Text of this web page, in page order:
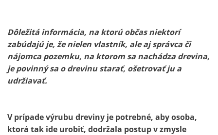
Dôležitá informácia, na ktorú občas niektorí
zabúdajú je, že nielen vlastník, ale aj správca či
nájomca pozemku, na ktorom sa nachádza drevina,
je povinný sa o drevinu starať, ošetrovať ju a
udržiavať.
V prípade výrubu dreviny je potrebné, aby osoba,
ktorá tak ide urobiť, dodržala postup v zmysle